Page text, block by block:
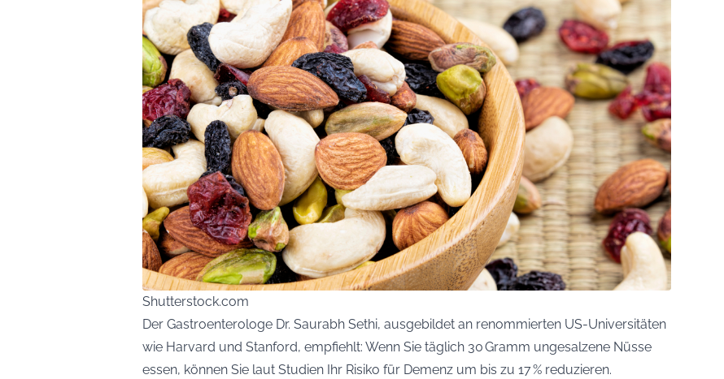
Shutterstock.com
Der Gastroenterologe Dr. Saurabh Sethi, ausgebildet an renommierten US-Universitäten
wie Harvard und Stanford, empfiehlt: Wenn Sie täglich 30 Gramm ungesalzene Nüsse
essen, können Sie laut Studien Ihr Risiko für Demenz um bis zu 17 % reduzieren.